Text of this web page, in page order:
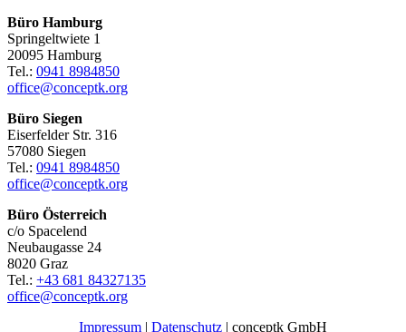
Büro Hamburg
Springeltwiete 1
20095 Hamburg
Tel.: 0941 8984850
office@conceptk.org
Büro Siegen
Eiserfelder Str. 316
57080 Siegen
Tel.: 0941 8984850
office@conceptk.org
Büro Österreich
c/o Spacelend
Neubaugasse 24
8020 Graz
Tel.: +43 681 84327135
office@conceptk.org
Impressum | Datenschutz | conceptk GmbH